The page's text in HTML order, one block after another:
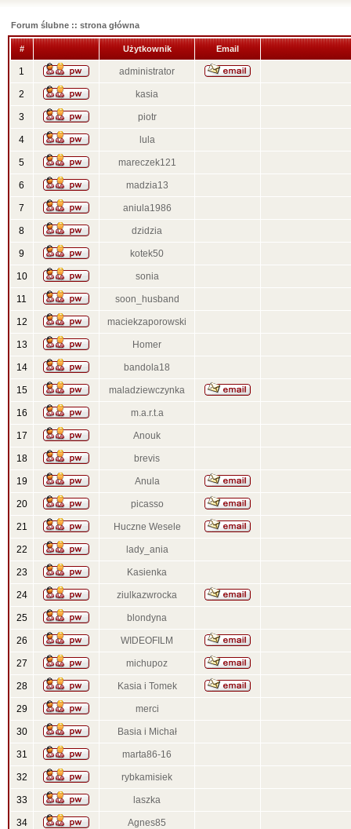
Forum ślubne :: strona główna
# Użytkownik Email
1 administrator
2 kasia
3 piotr
4 lula
5 mareczek121
6 madzia13
7 aniula1986
8 dzidzia
9 kotek50
10 sonia
11 soon_husband
12 maciekzaporowski
13 Homer
14 bandola18
15 maladziewczynka
16 m.a.r.t.a
17 Anouk
18 brevis
19 Anula
20 picasso
21 Huczne Wesele
22 lady_ania
23 Kasienka
24 ziulkazwrocka
25 blondyna
26 WIDEOFILM
27 michupoz
28 Kasia i Tomek
29 merci
30 Basia i Michał
31 marta86-16
32 rybkamisiek
33 laszka
34 Agnes85